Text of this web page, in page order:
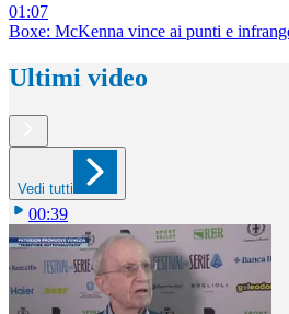
01:07
Boxe: McKenna vince ai punti e
Ultimi video
Vedi tutti
00:39